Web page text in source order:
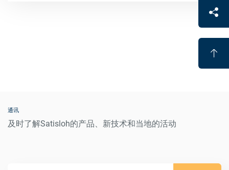
通讯
及时了解Satisloh的产品、新技术和当地的活动